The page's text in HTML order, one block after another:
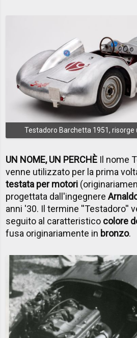
Testadoro Barchetta 1951,
UN NOME, UN PERCHÈ Il nome
venne utilizzato per la prima
testata per motori
progettata dall'ingegnere
anni '30. Il termine ''Testadoro''
seguito al caratteristico colore
fusa originariamente in bronzo.